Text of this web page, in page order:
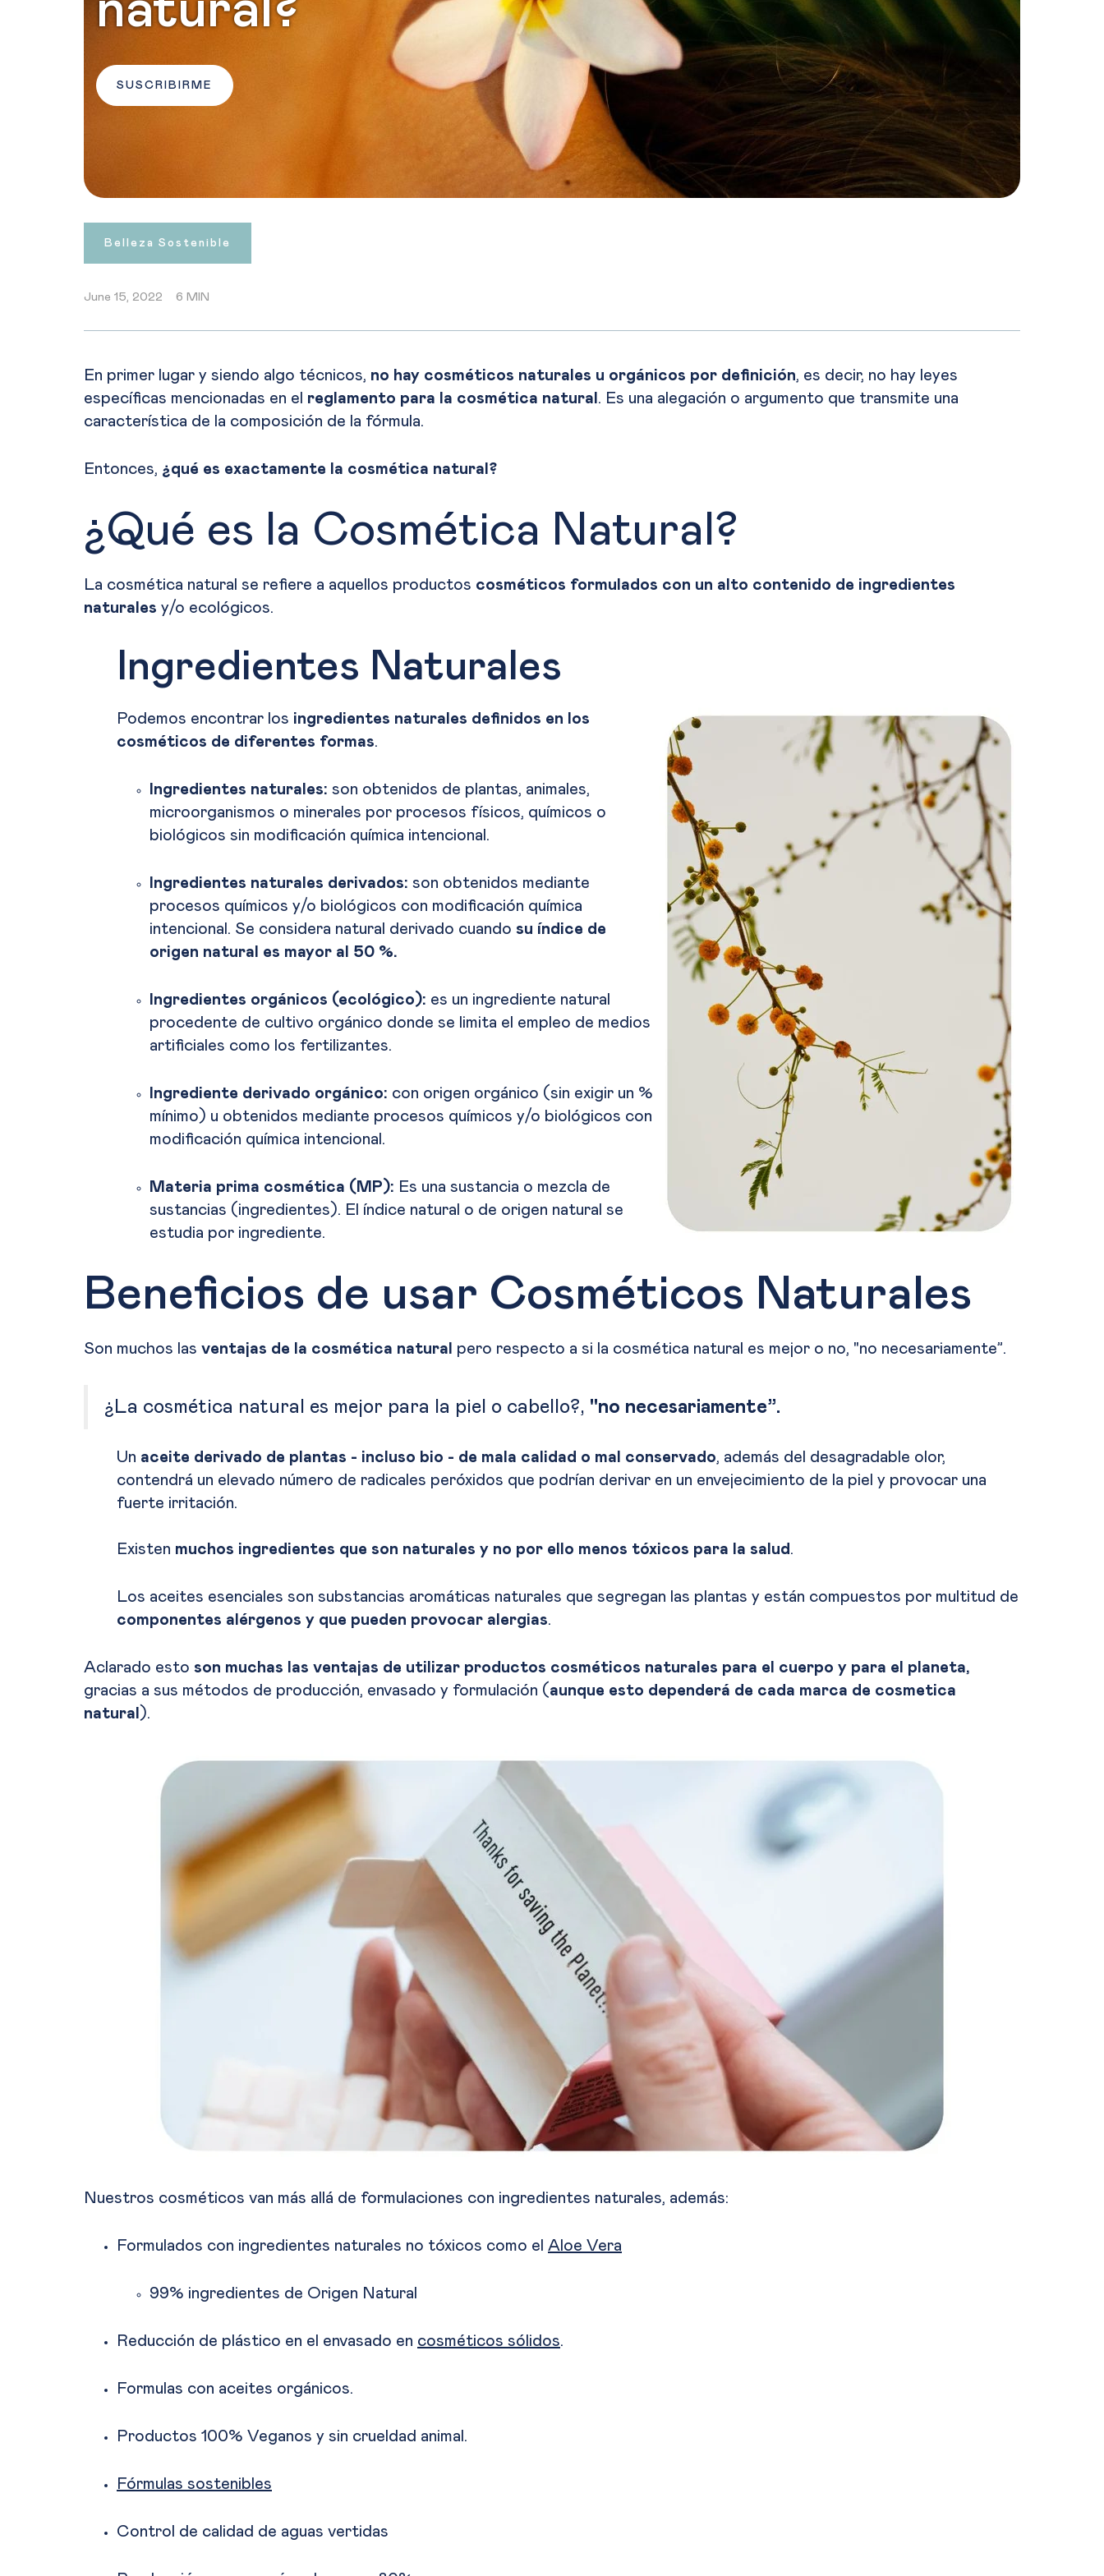
SUSCRIBIRME
Belleza Sostenible
June 15, 2022 6 MIN
En primer lugar y siendo algo técnicos, no hay cosméticos naturales u orgánicos por definición, es decir, no hay leyes
específicas mencionadas en el reglamento para la cosmética natural . Es una alegación o argumento que transmite una
característica de la composición de la fórmula.
Entonces, ¿qué es exactamente la cosmética natural?
¿Qué es la Cosmética Natural?
La cosmética natural se refiere a aquellos productos cosméticos formulados con un alto contenido de ingredientes
naturales y/o ecológicos.
Ingredientes Naturales
Podemos encontrar los ingredientes naturales definidos en los
cosméticos de diferentes formas.
Ingredientes naturales: son obtenidos de plantas, animales,
microorganismos o minerales por procesos físicos, químicos o
biológicos sin modificación química intencional.
Ingredientes naturales derivados: son obtenidos mediante
procesos químicos y/o biológicos con modificación química
intencional. Se considera natural derivado cuando su índice de
origen natural es mayor al 50 %.
Ingredientes orgánicos (ecológico): es un ingrediente natural
procedente de cultivo orgánico donde se limita el empleo de medios
artificiales como los fertilizantes.
Ingrediente derivado orgánico: con origen orgánico (sin exigir un %
mínimo) u obtenidos mediante procesos químicos y/o biológicos con
modificación química intencional.
Materia prima cosmética (MP): Es una sustancia o mezcla de
sustancias (ingredientes). El índice natural o de origen natural se
estudia por ingrediente.
Beneficios de usar Cosméticos Naturales
Son muchos las ventajas de la cosmética natural pero respecto a si la cosmética natural es mejor o no, "no necesariamente”.
¿La cosmética natural es mejor para la piel o cabello?, "no necesariamente”.
Un aceite derivado de plantas - incluso bio - de mala calidad o mal conservado, además del desagradable olor,
contendrá un elevado número de radicales peróxidos que podrían derivar en un envejecimiento de la piel y provocar una
fuerte irritación.
Existen muchos ingredientes que son naturales y no por ello menos tóxicos para la salud .
Los aceites esenciales son substancias aromáticas naturales que segregan las plantas y están compuestos por multitud de
componentes alérgenos y que pueden provocar alergias.
Aclarado esto son muchas las ventajas de utilizar productos cosméticos naturales para el cuerpo y para el planeta,
gracias a sus métodos de producción, envasado y formulación ( aunque esto dependerá de cada marca de cosmetica
natural ).
Nuestros cosméticos van más allá de formulaciones con ingredientes naturales, además:
Formulados con ingredientes naturales no tóxicos como el Aloe Vera
99% ingredientes de Origen Natural
Reducción de plástico en el envasado en cosméticos sólidos.
Formulas con aceites orgánicos.
Productos 100% Veganos y sin crueldad animal.
Fórmulas sostenibles
Control de calidad de aguas vertidas